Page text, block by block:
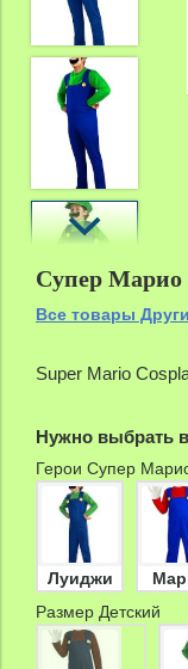
Супер Марио
Все товары
Super Mario
Нужно выбрать
Герои Супер
Луиджи
Размер Детский